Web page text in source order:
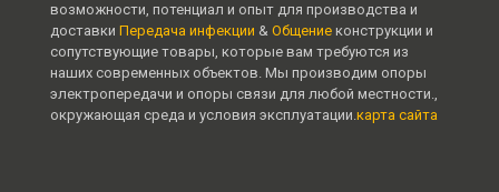
возможности, потенциал и опыт для производства и
доставки Передача инфекции & Общение конструкции и
сопутствующие товары, которые вам требуются из
наших современных объектов. Мы производим опоры
электропередачи и опоры связи для любой местности.,
окружающая среда и условия эксплуатации.карта сайта